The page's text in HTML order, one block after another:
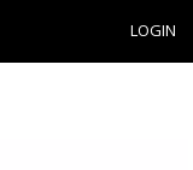
LOGIN